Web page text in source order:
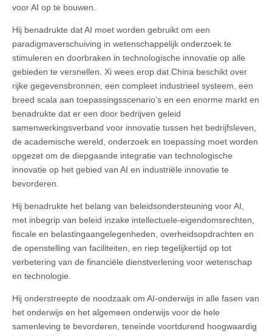
voor AI op te bouwen.
Hij benadrukte dat AI moet worden gebruikt om een
paradigmaverschuiving in wetenschappelijk onderzoek te
stimuleren en doorbraken in technologische innovatie op alle
gebieden te versnellen. Xi wees erop dat China beschikt over
rijke gegevensbronnen, een compleet industrieel systeem, een
breed scala aan toepassingsscenario’s en een enorme markt en
benadrukte dat er een door bedrijven geleid
samenwerkingsverband voor innovatie tussen het bedrijfsleven,
de academische wereld, onderzoek en toepassing moet worden
opgezet om de diepgaande integratie van technologische
innovatie op het gebied van AI en industriële innovatie te
bevorderen.
Hij benadrukte het belang van beleidsondersteuning voor AI,
met inbegrip van beleid inzake intellectuele-eigendomsrechten,
fiscale en belastingaangelegenheden, overheidsopdrachten en
de openstelling van faciliteiten, en riep tegelijkertijd op tot
verbetering van de financiële dienstverlening voor wetenschap
en technologie.
Hij onderstreepte de noodzaak om AI-onderwijs in alle fasen van
het onderwijs en het algemeen onderwijs voor de hele
samenleving te bevorderen, teneinde voortdurend hoogwaardig